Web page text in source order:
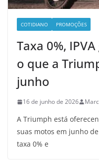
COTIDIANO PROMOÇÕES
Taxa 0%,
o que a
junho
16 de junho de 2026
A Triumph está
suas motos em junho
taxa 0% e